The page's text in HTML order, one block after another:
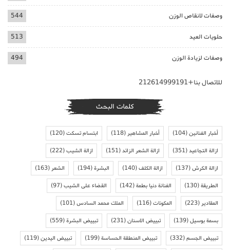
وصفات لانقاص الوزن 544
حلويات العيد 513
وصفات لزيادة الوزن 494
للاتصال بنا+212614999191
كلمات البحث
أخبار الفنانين(104) أخبار المشاهير(118) ابتسام تسكت(120)
ازالة التجاعيد(351) ازالة الشعر الزائد(151) ازالة الشيب(222)
ازالة الكرش(137) ازالة الكلف(140) البشرة(194) الشعر(163)
الطريقة(130) الفنانة دنيا بطمة(142) القضاء على الشيب(97)
المقادير(223) المكونات(116) الملك محمد السادس(101)
بسمة بوسيل(139) تبييض الاسنان(231) تبييض البشرة(559)
تبييض الجسم(332) تبييض المنطقة الحساسة(199) تبييض اليدين(119)